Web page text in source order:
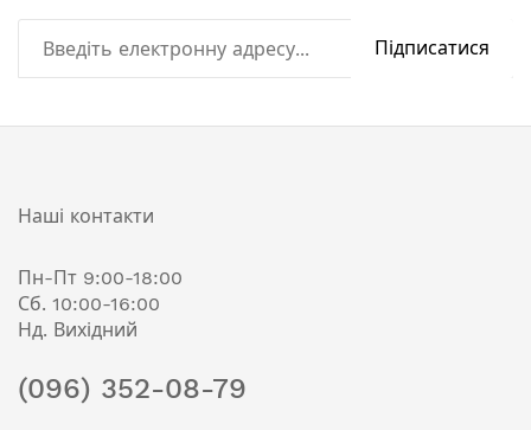
Підписатися
Наші контакти
Пн-Пт 9:00-18:00
Сб. 10:00-16:00
Нд. Вихідний
(096) 352-08-79